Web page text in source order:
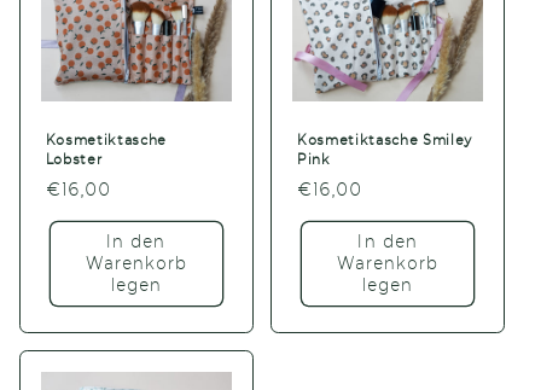
Kosmetiktasche
Lobster
Normaler
Preis
€16,00
In den
Warenkorb
legen
Kosmetiktasche Smiley
Pink
Normaler
Preis
€16,00
In den
Warenkorb
legen